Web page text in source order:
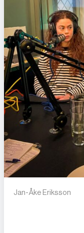
Jan-Åke Eriksson